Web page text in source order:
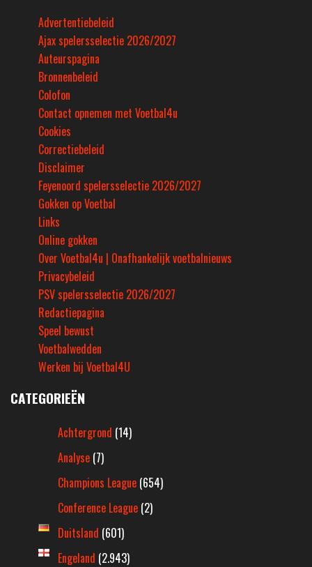
Advertentiebeleid
Ajax spelersselectie 2026/2027
Auteurspagina
Bronnenbeleid
Colofon
Contact opnemen met Voetbal4u
Cookies
Correctiebeleid
Disclaimer
Feyenoord spelersselectie 2026/2027
Gokken op Voetbal
Links
Online gokken
Over Voetbal4u | Onafhankelijk voetbalnieuws
Privacybeleid
PSV spelersselectie 2026/2027
Redactiepagina
Speel bewust
Voetbalwedden
Werken bij Voetbal4U
CATEGORIEËN
Achtergrond (14)
Analyse (7)
Champions League (654)
Conference League (2)
Duitsland (601)
Engeland (2.943)